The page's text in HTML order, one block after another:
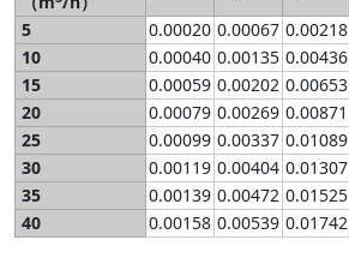
5
0.00020 0.00067 0.00218
10
0.00040 0.00135 0.00436
15
0.00059 0.00202 0.00653
20
0.00079 0.00269 0.00871
25
0.00099 0.00337 0.01089
30
0.00119 0.00404 0.01307
35
0.00139 0.00472 0.01525
40
0.00158 0.00539 0.01742